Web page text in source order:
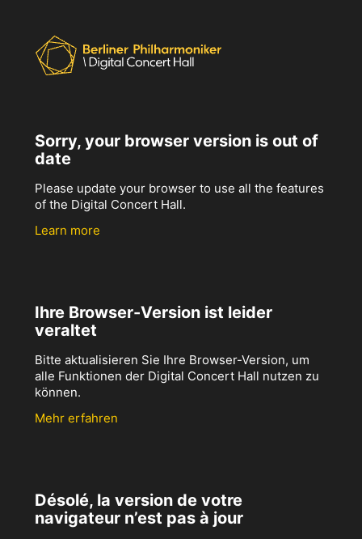
Sorry, your browser version is out of
date
Please update your browser to use all the features
of the Digital Concert Hall.
Learn more
Ihre Browser-Version ist leider
veraltet
Bitte aktualisieren Sie Ihre Browser-Version, um
alle Funktionen der Digital Concert Hall nutzen zu
können.
Mehr erfahren
Désolé, la version de votre
navigateur n’est pas à jour